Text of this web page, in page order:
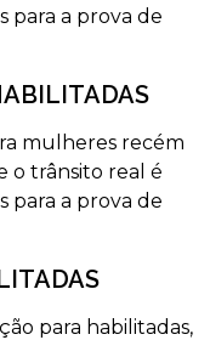
para a prova de
mulheres recém
o trânsito real é
para a prova de
para habilitadas,